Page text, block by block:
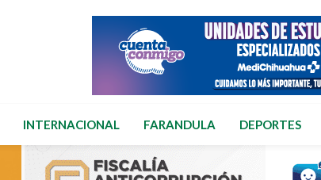
INTERNACIONAL FARANDULA DEPORTES